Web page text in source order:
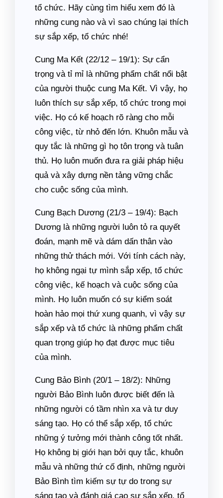
tổ chức. Hãy cùng tìm hiểu xem đó là
những cung nào và vì sao chúng lại thích
sự sắp xếp, tổ chức nhé!
Cung Ma Kết (22/12 – 19/1): Sự cẩn
trọng và tỉ mỉ là những phẩm chất nổi bật
của người thuộc cung Ma Kết. Vì vậy, họ
luôn thích sự sắp xếp, tổ chức trong mọi
việc. Họ có kế hoạch rõ ràng cho mỗi
công việc, từ nhỏ đến lớn. Khuôn mẫu và
quy tắc là những gì họ tôn trọng và tuân
thủ. Họ luôn muốn đưa ra giải pháp hiệu
quả và xây dựng nền tảng vững chắc
cho cuộc sống của mình.
Cung Bạch Dương (21/3 – 19/4): Bạch
Dương là những người luôn tỏ ra quyết
đoán, mạnh mẽ và dám dấn thân vào
những thử thách mới. Với tính cách này,
họ không ngại tự mình sắp xếp, tổ chức
công việc, kế hoạch và cuộc sống của
mình. Họ luôn muốn có sự kiểm soát
hoàn hảo mọi thứ xung quanh, vì vậy sự
sắp xếp và tổ chức là những phẩm chất
quan trọng giúp họ đạt được mục tiêu
của mình.
Cung Bảo Bình (20/1 – 18/2): Những
người Bảo Bình luôn được biết đến là
những người có tầm nhìn xa và tư duy
sáng tạo. Họ có thể sắp xếp, tổ chức
những ý tưởng mới thành công tốt nhất.
Họ không bị giới hạn bởi quy tắc, khuôn
mẫu và những thứ cố định, những người
Bảo Bình tìm kiếm sự tự do trong sự
sáng tạo và đánh giá cao sự sắp xếp, tổ